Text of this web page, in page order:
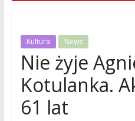
Kultura News
Nie żyje
Kotulanka.
61 lat